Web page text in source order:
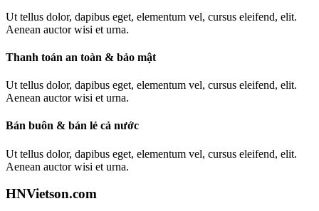
Ut tellus dolor, dapibus eget, elementum vel, cursus eleifend, elit.
Aenean auctor wisi et urna.
Thanh toán an toàn & bảo mật
Ut tellus dolor, dapibus eget, elementum vel, cursus eleifend, elit.
Aenean auctor wisi et urna.
Bán buôn & bán lẻ cả nước
Ut tellus dolor, dapibus eget, elementum vel, cursus eleifend, elit.
Aenean auctor wisi et urna.
HNVietson.com